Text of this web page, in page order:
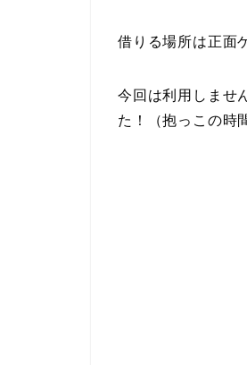
借りる場所は正面
今回は利用しませ
た！（抱っこの時